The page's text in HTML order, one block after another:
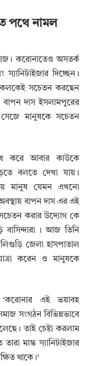
পথে নামল
করোনাতেও অসতর্ক
দিচ্ছেন।
সচেতন করছেন
বাপন দাস ইসলামপুরের
মানুষকে সচেতন
করে আবার কাউকে
বলতে দেখা যায়।
মানুষ যেমন এখনো
বাপন দাস এর এই
করার উদ্যোগ কে
বাসিন্দারা । আজ তিনি
জেলা হাসপাতাল
করেন ও মানুষকে
এই ভয়াবহ
সংগঠন বিভিন্নভাবে
তাই চেষ্টা করলাম
মাস্ক স্যানিটাইজার
থাকে।’